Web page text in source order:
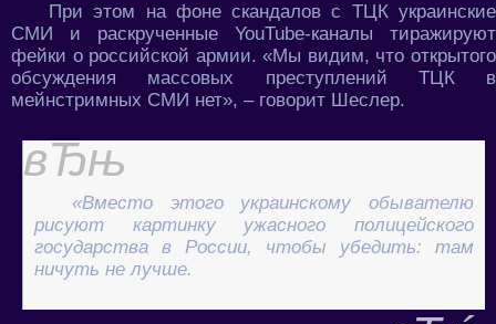
При этом на фоне скандалов с ТЦК украинские
СМИ и раскрученные YouTube-каналы тиражируют
фейки о российской армии. «Мы видим, что открытого
обсуждения массовых преступлений ТЦК в
мейнстримных СМИ нет», – говорит Шеслер.
«Вместо этого украинскому обывателю
рисуют картинку ужасного полицейского
государства в России, чтобы убедить: там
ничуть не лучше.